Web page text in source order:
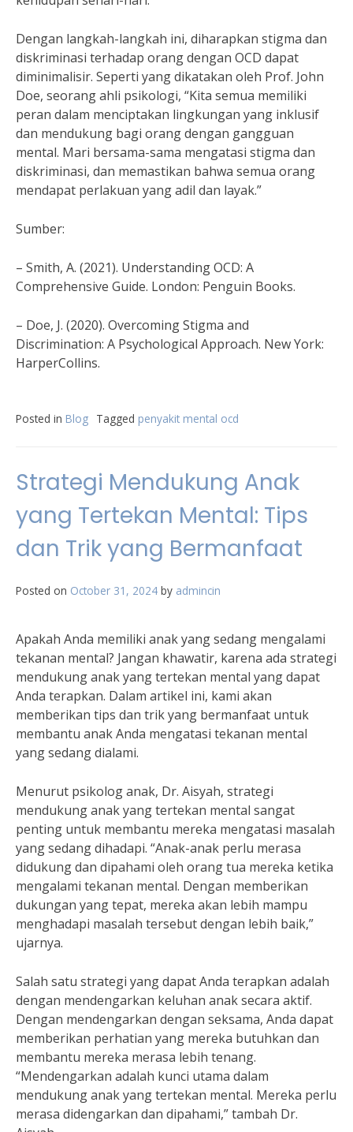
Dengan langkah-langkah ini, diharapkan stigma dan
diskriminasi terhadap orang dengan OCD dapat
diminimalisir. Seperti yang dikatakan oleh Prof. John
Doe, seorang ahli psikologi, “Kita semua memiliki
peran dalam menciptakan lingkungan yang inklusif
dan mendukung bagi orang dengan gangguan
mental. Mari bersama-sama mengatasi stigma dan
diskriminasi, dan memastikan bahwa semua orang
mendapat perlakuan yang adil dan layak.”
Sumber:
– Smith, A. (2021). Understanding OCD: A
Comprehensive Guide. London: Penguin Books.
– Doe, J. (2020). Overcoming Stigma and
Discrimination: A Psychological Approach. New York:
HarperCollins.
Posted in Blog Tagged penyakit mental ocd
Strategi Mendukung Anak
yang Tertekan Mental: Tips
dan Trik yang Bermanfaat
Posted on October 31, 2024 by admincin
Apakah Anda memiliki anak yang sedang mengalami
tekanan mental? Jangan khawatir, karena ada strategi
mendukung anak yang tertekan mental yang dapat
Anda terapkan. Dalam artikel ini, kami akan
memberikan tips dan trik yang bermanfaat untuk
membantu anak Anda mengatasi tekanan mental
yang sedang dialami.
Menurut psikolog anak, Dr. Aisyah, strategi
mendukung anak yang tertekan mental sangat
penting untuk membantu mereka mengatasi masalah
yang sedang dihadapi. “Anak-anak perlu merasa
didukung dan dipahami oleh orang tua mereka ketika
mengalami tekanan mental. Dengan memberikan
dukungan yang tepat, mereka akan lebih mampu
menghadapi masalah tersebut dengan lebih baik,”
ujarnya.
Salah satu strategi yang dapat Anda terapkan adalah
dengan mendengarkan keluhan anak secara aktif.
Dengan mendengarkan dengan seksama, Anda dapat
memberikan perhatian yang mereka butuhkan dan
membantu mereka merasa lebih tenang.
“Mendengarkan adalah kunci utama dalam
mendukung anak yang tertekan mental. Mereka perlu
merasa didengarkan dan dipahami,” tambah Dr.